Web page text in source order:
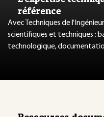
référence
Avec Techniques de
scientifiques et techniques :
technologique,